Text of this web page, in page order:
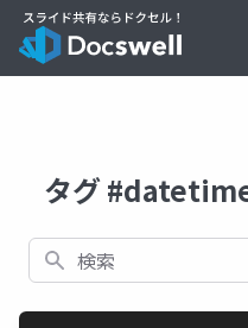
タグ
検索